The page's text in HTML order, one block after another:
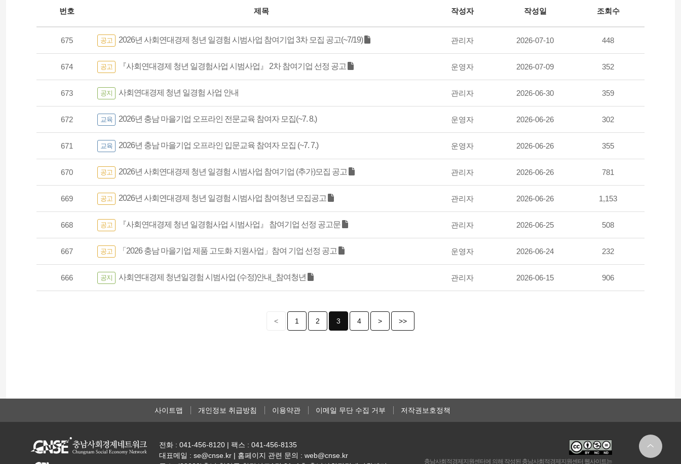
번호 제목 작성자 작성일 조회수
675 공고 2026년 사회연대경제 청년 일경험 시범사업 참여기업 3차 모집 공고(~7/19) 관리자 2026-07-10 448
674 공고 『사회연대경제 청년 일경험사업 시범사업』 2차 참여기업 선정 공고 운영자 2026-07-09 352
673 공지 사회연대경제 청년 일경험 사업 안내 관리자 2026-06-30 359
672 교육 2026년 충남 마을기업 오프라인 전문교육 참여자 모집(~7. 8.) 운영자 2026-06-26 302
671 교육 2026년 충남 마을기업 오프라인 입문교육 참여자 모집 (~7. 7.) 운영자 2026-06-26 355
670 공고 2026년 사회연대경제 청년 일경험 시범사업 참여기업 (추가)모집 공고 관리자 2026-06-26 781
669 공고 2026년 사회연대경제 청년 일경험 시범사업 참여청년 모집공고 관리자 2026-06-26 1,153
668 공고 『사회연대경제 청년 일경험사업 시범사업』 참여기업 선정 공고문 관리자 2026-06-25 508
667 공고 「2026 충남 마을기업 제품 고도화 지원사업」참여 기업 선정 공고 운영자 2026-06-24 232
666 공지 사회연대경제 청년일경험 시범사업 (수정)안내_참여청년 관리자 2026-06-15 906
< 1 2 3 4 > >>
사이트맵 개인정보 취급방침 이용약관 이메일 무단 수집 거부 저작권보호정책
전화 : 041-456-8120 | 팩스 : 041-456-8135
대표메일 : se@cnse.kr | 홈페이지 관련 문의 : web@cnse.kr
충남사회적경제지원센터에 의해 작성된 충남사회적경제지원센터 웹사이트는